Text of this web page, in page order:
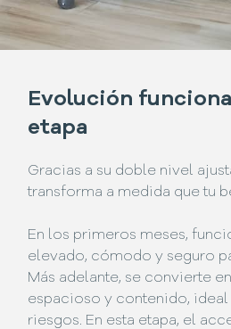
Evolución
etapa
Gracias a su doble nivel
transforma a medida que tu
En los primeros meses,
elevado, cómodo y seguro
Más adelante, se convierte
espacioso y contenido, ideal
riesgos. En esta etapa, el